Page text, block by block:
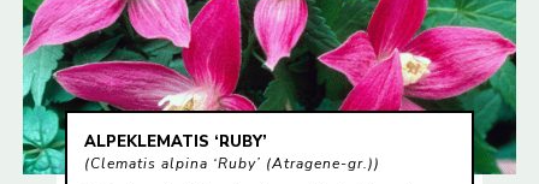
ALPEKLEMATIS ‘RUBY’
Clematis alpina ‘Ruby’ (Atragene-gr.)